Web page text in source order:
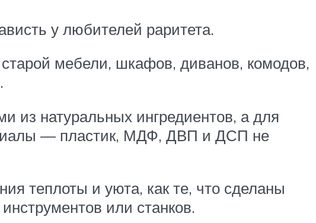
у любителей раритета.
мебели, шкафов, диванов, комодов,
из натуральных ингредиентов, а для
— пластик, МДФ, ДВП и ДСП не
теплоты и уюта, как те, что сделаны
или станков.